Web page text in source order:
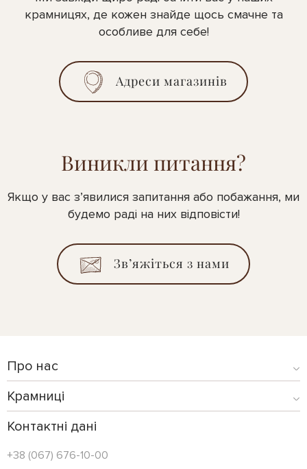
крамницях, де кожен знайде щось смачне та
особливе для себе!
Адреси магазинів
Виникли питання?
Якщо у вас з’явилися запитання або побажання, ми
будемо раді на них відповісти!
Зв’яжіться з нами
Про нас
Крамниці
Контактні дані
+38 (067) 676-10-00